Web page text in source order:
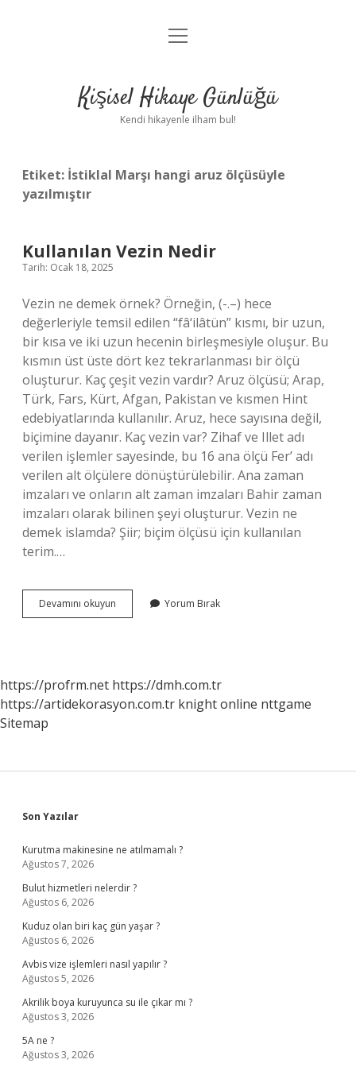
Anasayfa
Yasal Uyarı
menüyü
Kişisel Hikaye Günlüğü
Kendi hikayenle ilham bul!
Etiket: İstiklal Marşı hangi aruz ölçüsüyle
yazılmıştır
Kullanılan Vezin Nedir
Tarih: Ocak 18, 2025
Vezin ne demek örnek? Örneğin, (-.–) hece
değerleriyle temsil edilen “fâ‘ilâtün” kısmı, bir uzun,
bir kısa ve iki uzun hecenin birleşmesiyle oluşur. Bu
kısmın üst üste dört kez tekrarlanması bir ölçü
oluşturur. Kaç çeşit vezin vardır? Aruz ölçüsü; Arap,
Türk, Fars, Kürt, Afgan, Pakistan ve kısmen Hint
edebiyatlarında kullanılır. Aruz, hece sayısına değil,
biçimine dayanır. Kaç vezin var? Zihaf ve Illet adı
verilen işlemler sayesinde, bu 16 ana ölçü Fer’ adı
verilen alt ölçülere dönüştürülebilir. Ana zaman
imzaları ve onların alt zaman imzaları Bahir zaman
imzaları olarak bilinen şeyi oluşturur. Vezin ne
demek islamda? Şiir; biçim ölçüsü için kullanılan
terim.…
Devamını okuyun Kullanılan
Vezin
Yorum Bırak
https://profrm.net https://dmh.com.tr
https://artidekorasyon.com.tr knight online nttgame
Sitemap
Sidebar
Son Yazılar
Kurutma makinesine ne atılmamalı ?
Ağustos 7, 2026
Bulut hizmetleri nelerdir ?
Ağustos 6, 2026
Kuduz olan biri kaç gün yaşar ?
Ağustos 6, 2026
Avbis vize işlemleri nasıl yapılır ?
Ağustos 5, 2026
Akrilik boya kuruyunca su ile çıkar mı ?
Ağustos 3, 2026
5A ne ?
Ağustos 3, 2026